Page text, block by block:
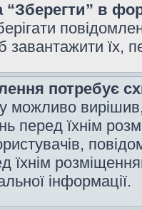
“Зберегти” в
завантажити їх,
потребує
можливо
перед їхнім
їхнім
інформації.